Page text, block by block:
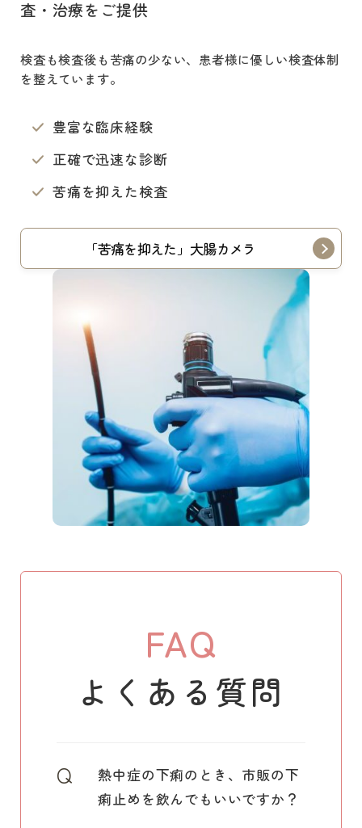
査・治療をご提供
検査も検査後も苦痛の少ない、患者様に優しい検査体制
を整えています。
豊富な臨床経験
正確で迅速な診断
苦痛を抑えた検査
「苦痛を抑えた」大腸カメラ
FAQ
よくある質問
Q
熱中症の下痢のとき、市販の下
痢止めを飲んでもいいですか？